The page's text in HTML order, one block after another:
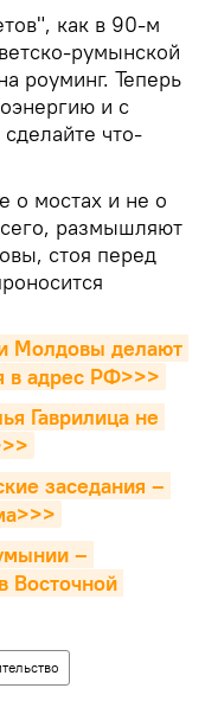
как в 90-м
румынской
роуминг. Теперь
и с
что-
о мостах и не о
размышляют
стоя перед
Молдовы делают
в адрес РФ>>>
Гаврилица не
заседания –
–
Восточной